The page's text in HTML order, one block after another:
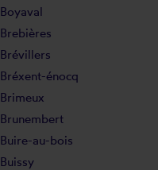
Boyaval
Brebières
Brévillers
Bréxent-énocq
Brimeux
Brunembert
Buire-au-bois
Buissy